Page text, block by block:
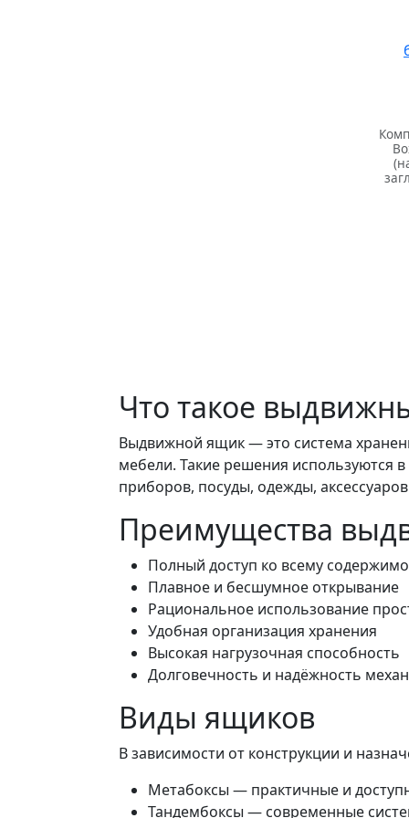
Что такое
Выдвижной ящик — это система
мебели. Такие решения используются
приборов, посуды, одежды,
Преимущества
Полный доступ ко всему
Плавное и бесшумное открывание
Рациональное использование
Удобная организация хранения
Высокая нагрузочная способность
Долговечность и надёжность
Виды ящиков
В зависимости от конструкции и
Метабоксы — практичные и
Тандембоксы — современные